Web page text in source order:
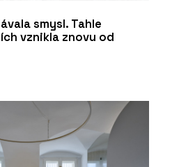
smysl. Tahle
vznikla znovu od